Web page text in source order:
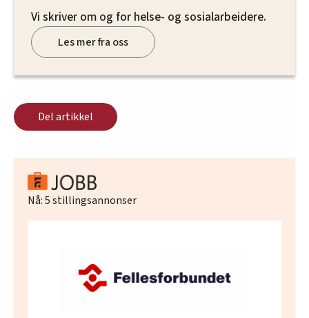
Vi skriver om og for helse- og sosialarbeidere.
Les mer fra oss
Del artikkel
Nå:5stillingsannonser